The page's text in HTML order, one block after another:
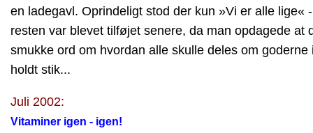
en ladegavl. Oprindeligt stod der kun »Vi er alle lige« -
resten var blevet tilføjet senere, da man opdagede at
smukke ord om hvordan alle skulle deles om goderne
holdt stik...
Juli 2002:
Vitaminer igen - igen!